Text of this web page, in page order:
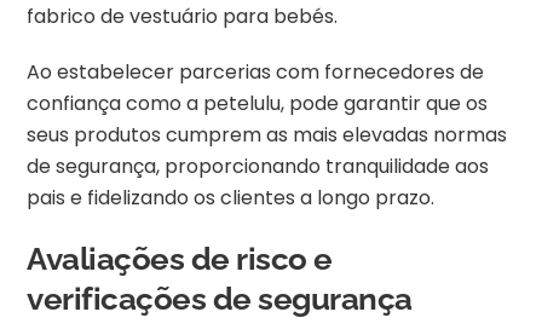
fabrico de vestuário para bebés.
Ao estabelecer parcerias com fornecedores de
confiança como a petelulu, pode garantir que os
seus produtos cumprem as mais elevadas normas
de segurança, proporcionando tranquilidade aos
pais e fidelizando os clientes a longo prazo.
Avaliações de risco e
verificações de segurança